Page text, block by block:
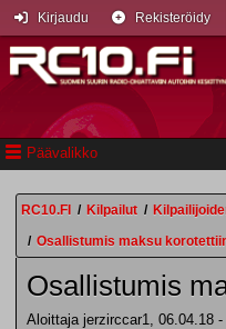
Päävalikko
Kirjaudu Rekisteröidy
RC10.FI / Kilpailut /
/ Osallistumis maksu
Osallistumis
Aloittaja jerzirccar1, 06.04.18